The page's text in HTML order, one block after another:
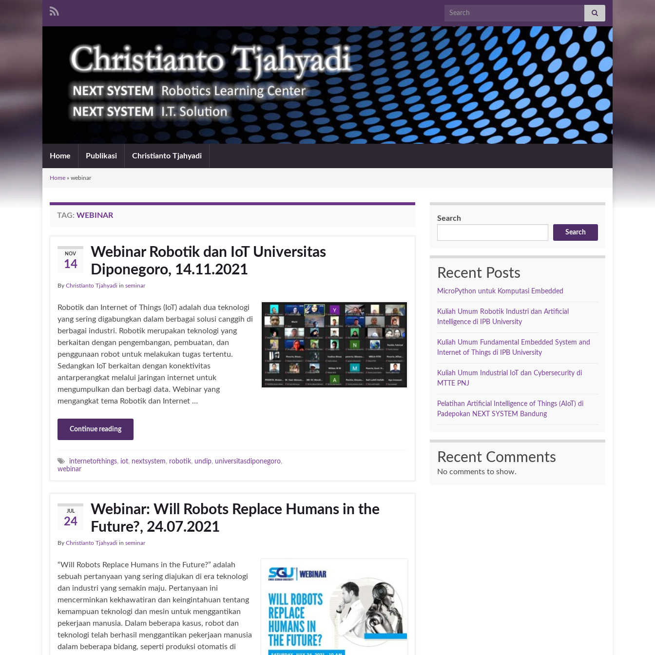
Search for:
Home Publikasi Christianto Tjahyadi
Home » webinar
TAG: WEBINAR
NOV
14
Webinar Robotik dan IoT Universitas
Diponegoro, 14.11.2021
By Christianto Tjahyadi in seminar
Robotik dan Internet of Things (IoT) adalah dua teknologi
yang sering digabungkan dalam berbagai solusi canggih di
berbagai industri. Robotik merupakan teknologi yang
berkaitan dengan pengembangan, pembuatan, dan
penggunaan robot untuk melakukan tugas tertentu.
Sedangkan IoT berkaitan dengan konektivitas
antarperangkat melalui jaringan internet untuk
mengumpulkan dan berbagi data. Webinar yang
mengangkat tema Robotik dan Internet …
Continue reading
internetofthings, iot, nextsystem, robotik, undip, universitasdiponegoro,
webinar
JUL
24
Webinar: Will Robots Replace Humans in the
Future?, 24.07.2021
By Christianto Tjahyadi in seminar
“Will Robots Replace Humans in the Future?” adalah
sebuah pertanyaan yang sering diajukan di era teknologi
dan industri yang semakin maju. Pertanyaan ini
mencerminkan kekhawatiran dan keingintahuan tentang
kemampuan teknologi dan mesin untuk menggantikan
pekerjaan manusia. Dalam beberapa kasus, robot dan
teknologi telah berhasil menggantikan pekerjaan manusia
dalam beberapa bidang, seperti produksi otomatis di
Search
Search
Recent Posts
MicroPython untuk Komputasi Embedded
Kuliah Umum Robotik Industri dan Artificial
Intelligence di IPB University
Kuliah Umum Fundamental Embedded System and
Internet of Things di IPB University
Kuliah Umum Industrial IoT dan Cybersecurity di
MTTE PNJ
Pelatihan Artificial Intelligence of Things (AIoT) di
Padepokan NEXT SYSTEM Bandung
Recent Comments
No comments to show.